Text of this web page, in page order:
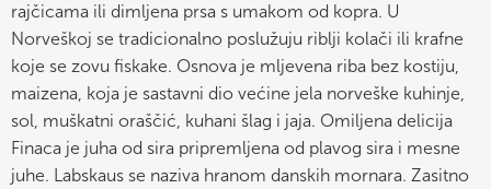
rajčicama ili dimljena prsa s umakom od kopra. U
Norveškoj se tradicionalno poslužuju riblji kolači ili krafne
koje se zovu fiskake. Osnova je mljevena riba bez kostiju,
maizena, koja je sastavni dio većine jela norveške kuhinje,
sol, muškatni oraščić, kuhani šlag i jaja. Omiljena delicija
Finaca je juha od sira pripremljena od plavog sira i mesne
juhe. Labskaus se naziva hranom danskih mornara. Zasitno